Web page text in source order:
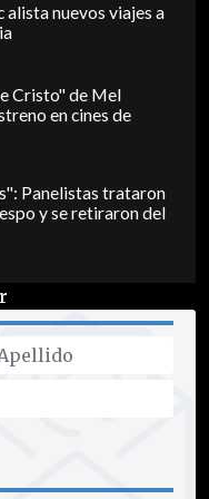
nuevos viajes a
Cristo" de Mel
en cines de
Panelistas trataron
y se retiraron del